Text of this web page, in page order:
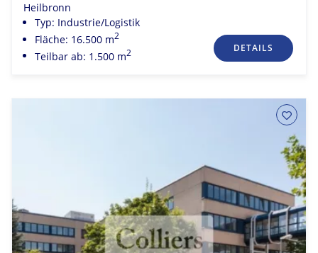
Heilbronn
Typ: Industrie/Logistik
Fläche: 16.500 m2
Teilbar ab: 1.500 m2 DETAILS